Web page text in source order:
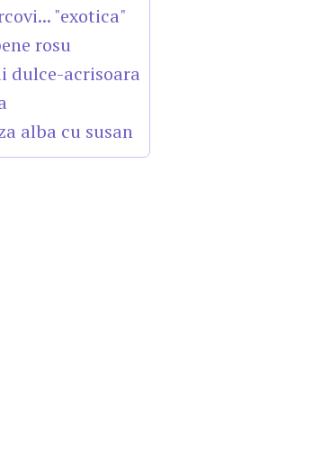
"exotica"
rosu
dulce-acrisoara
alba cu susan